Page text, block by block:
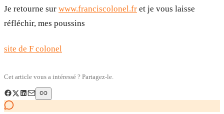
Je retourne sur www.franciscolonel.fr et je vous laisse
réfléchir, mes poussins
site de F colonel
Cet article vous a intéressé ? Partagez-le.